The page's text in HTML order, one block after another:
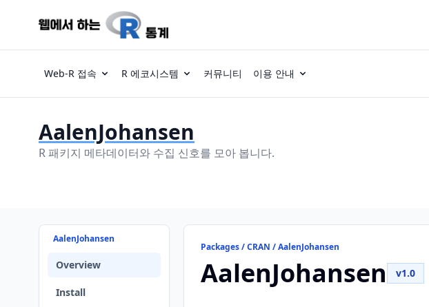
Web-R 접속 R 에코시스템 커뮤니티 이용 안내
AalenJohansen
R 패키지 메타데이터와 수집 신호를 모아 봅니다.
AalenJohansen
Overview
Install
Packages / CRAN / AalenJohansen
AalenJohansen v1.0